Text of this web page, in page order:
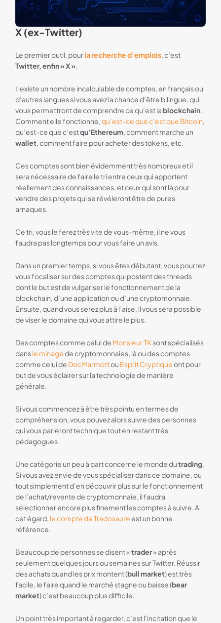
X (ex-Twitter)
Le premier outil, pourla recherche d’emplois, c’est
Twitter, enfin « X ».
Il existe un nombre incalculable de comptes, en français ou
d’autres langues si vous avez la chance d’être bilingue, qui
vous permettront de comprendre ce qu’est la blockchain.
Comment elle fonctionne,qu’est-ce que c’est que Bitcoin,
qu’est-ce que c’estqu’Ethereum, comment marche un
wallet, comment faire pour acheter des tokens, etc.
Ces comptes sont bien évidemment très nombreux et il
sera nécessaire de faire le tri entre ceux qui apportent
réellement des connaissances, et ceux qui sont là pour
vendre des projets qui se révéleront être de pures
arnaques.
Ce tri, vous le ferez très vite de vous-même, il ne vous
faudra pas longtemps pour vous faire un avis.
Dans un premier temps, si vous êtes débutant, vous pourrez
vous focaliser sur des comptes qui postent des threads
dont le but est de vulgariser le fonctionnement de la
blockchain, d’une application ou d’une cryptomonnaie.
Ensuite, quand vous serez plus à l’aise, il vous sera possible
de viser le domaine qui vous attire le plus.
Des comptes comme celui de Monsieur TKsont spécialisés
dansle minagede cryptomonnaies, là ou des comptes
comme celui de DocMarmottou Esprit Cryptiqueont pour
but de vous éclairer sur la technologie de manière
générale.
Si vous commencez à être très pointu en termes de
compréhension, vous pouvez alors suivre des personnes
qui vous parleront technique tout en restant très
pédagogues.
Une catégorie un peu à part concerne le monde dutrading.
Si vous avez envie de vous spécialiser dans ce domaine, ou
tout simplement d’en découvrir plus sur le fonctionnement
de l’achat/revente de cryptomonnaie, il faudra
sélectionner encore plus finement les comptes à suivre. A
cet égard, le compte de Tradosaureest un bonne
référence.
Beaucoup de personnes se disent «trader» après
seulement quelques jours ou semaines sur Twitter. Réussir
des achats quand les prix montent (bull market) est très
facile, le faire quand le marché stagne ou baisse (bear
market) c’est beaucoup plus difficile.
Un point très important à regarder, c’est l’incitation que le